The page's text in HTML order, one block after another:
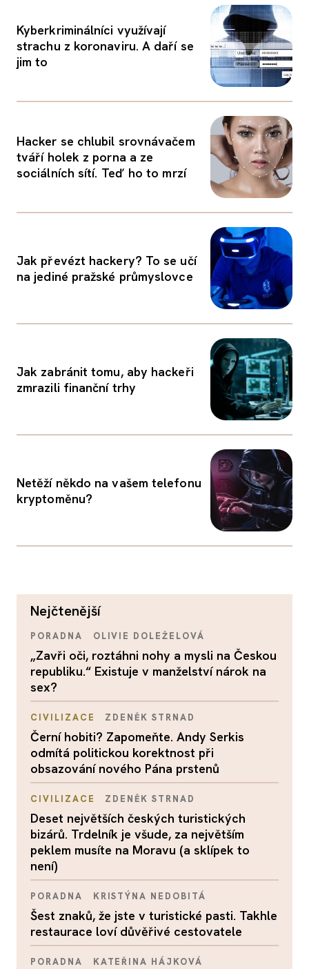
Kyberkriminálníci využívají
strachu z koronaviru. A daří se
jim to
Hacker se chlubil srovnávačem
tváří holek z porna a ze
sociálních sítí. Teď ho to mrzí
Jak převézt hackery? To se učí
na jediné pražské průmyslovce
Jak zabránit tomu, aby hackeři
zmrazili finanční trhy
Netěží někdo na vašem telefonu
kryptoměnu?
nejčtenější
PORADNA OLIVIE DOLEŽELOVÁ
„Zavři oči, roztáhni nohy a mysli na Českou
republiku.“ Existuje v manželství nárok na
sex?
CIVILIZACE ZDENĚK STRNAD
Černí hobiti? Zapomeňte. Andy Serkis
odmítá politickou korektnost při
obsazování nového Pána prstenů
CIVILIZACE ZDENĚK STRNAD
Deset největších českých turistických
bizárů. Trdelník je všude, za největším
peklem musíte na Moravu (a sklípek to
není)
PORADNA KRISTÝNA NEDOBITÁ
Šest znaků, že jste v turistické pasti. Takhle
restaurace loví důvěřivé cestovatele
PORADNA KATEŘINA HÁJKOVÁ